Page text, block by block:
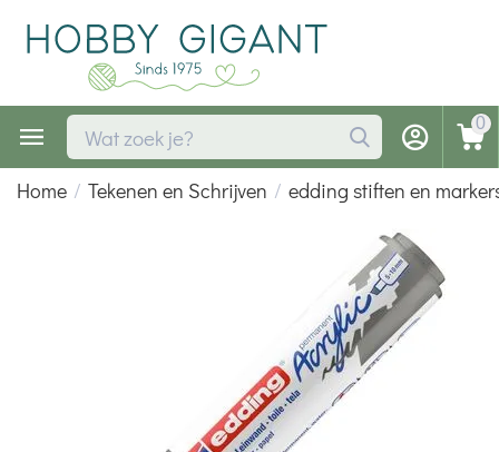
0
Home / Tekenen en Schrijven / edding stiften en